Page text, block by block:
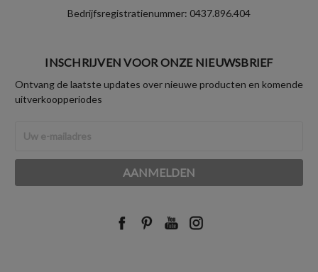
Bedrijfsregistratienummer: 0437.896.404
INSCHRIJVEN VOOR ONZE NIEUWSBRIEF
Ontvang de laatste updates over nieuwe producten en komende
uitverkoopperiodes
mailadres